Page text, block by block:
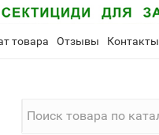
товара Отзывы Контакты